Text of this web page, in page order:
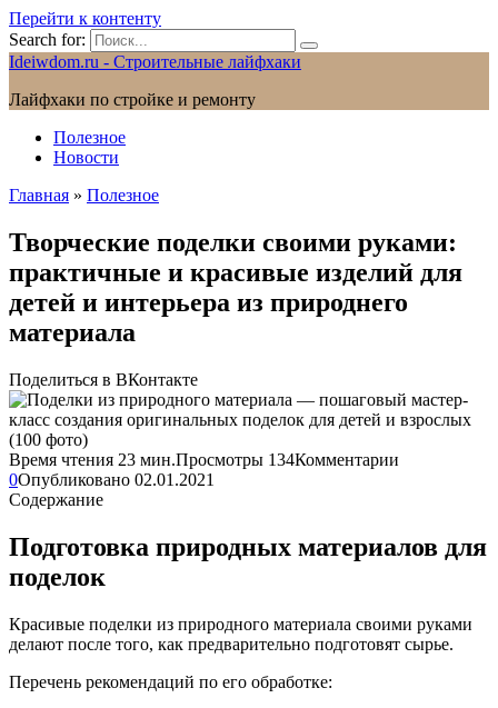
Перейти к контенту
Search for:
Ideiwdom.ru - Строительные лайфхаки
Лайфхаки по стройке и ремонту
Полезное
Новости
Главная » Полезное
Творческие поделки своими руками:
практичные и красивые изделий для
детей и интерьера из природнего
материала
Поделиться в ВКонтакте
Время чтения 23 мин.Просмотры 134Комментарии
0Опубликовано 02.01.2021
Содержание
Подготовка природных материалов для
поделок
Красивые поделки из природного материала своими руками
делают после того, как предварительно подготовят сырье.
Перечень рекомендаций по его обработке: